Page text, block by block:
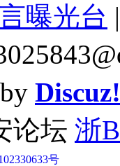
曝光台
Discuz!
论坛 浙
号